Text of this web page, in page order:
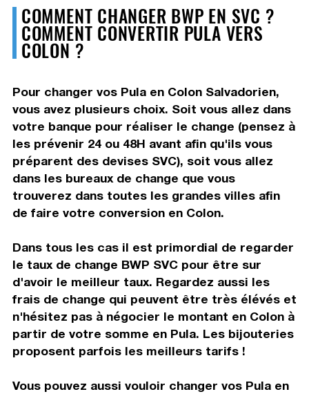
COMMENT CHANGER BWP EN SVC ?
COMMENT CONVERTIR PULA VERS
COLON ?
Pour changer vos Pula en Colon Salvadorien,
vous avez plusieurs choix. Soit vous allez dans
votre banque pour réaliser le change (pensez à
les prévenir 24 ou 48H avant afin qu'ils vous
préparent des devises SVC), soit vous allez
dans les bureaux de change que vous
trouverez dans toutes les grandes villes afin
de faire votre conversion en Colon.
Dans tous les cas il est primordial de regarder
le taux de change BWP SVC pour être sur
d'avoir le meilleur taux. Regardez aussi les
frais de change qui peuvent être très élévés et
n'hésitez pas à négocier le montant en Colon à
partir de votre somme en Pula. Les bijouteries
proposent parfois les meilleurs tarifs !
Vous pouvez aussi vouloir changer vos Pula en